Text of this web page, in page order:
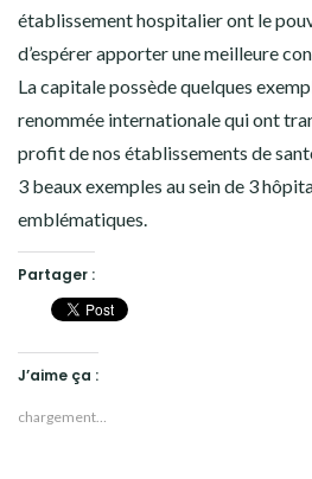
établissement hospitalier ont le
d’espérer apporter une meilleure
La capitale possède quelques
renommée internationale qui ont
profit de nos établissements de
3 beaux exemples au sein de 3
emblématiques.
Partager :
J’aime ça :
chargement…